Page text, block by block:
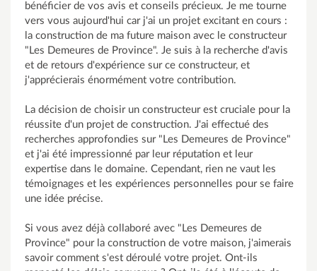
bénéficier de vos avis et conseils précieux. Je me tourne
vers vous aujourd'hui car j'ai un projet excitant en cours :
la construction de ma future maison avec le constructeur
"Les Demeures de Province". Je suis à la recherche d'avis
et de retours d'expérience sur ce constructeur, et
j'apprécierais énormément votre contribution.
La décision de choisir un constructeur est cruciale pour la
réussite d'un projet de construction. J'ai effectué des
recherches approfondies sur "Les Demeures de Province"
et j'ai été impressionné par leur réputation et leur
expertise dans le domaine. Cependant, rien ne vaut les
témoignages et les expériences personnelles pour se faire
une idée précise.
Si vous avez déjà collaboré avec "Les Demeures de
Province" pour la construction de votre maison, j'aimerais
savoir comment s'est déroulé votre projet. Ont-ils